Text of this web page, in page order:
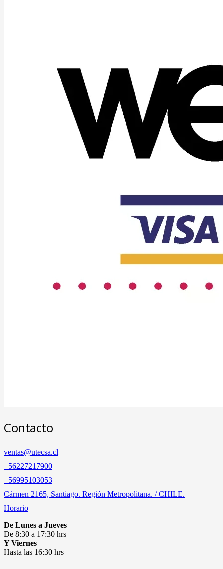
Contacto
ventas@utecsa.cl
+56227217900
‎+56995103053
Cármen 2165, Santiago. Región Metropolitana. / CHILE.
Horario
De Lunes a Jueves
De 8:30 a 17:30 hrs
Y Viernes
Hasta las 16:30 hrs